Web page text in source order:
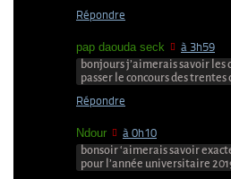
Répondre
pap daouda seck à 3h59
bonjours j’aimerais savoir
passer le concours des
Répondre
Ndour à 0h10
bonsoir ‘aimerais savoir
pour l’année universitaire